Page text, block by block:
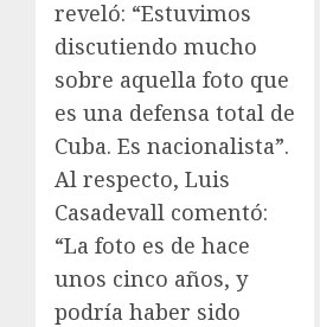
reveló: “Estuvimos
discutiendo mucho
sobre aquella foto que
es una defensa total de
Cuba. Es nacionalista”.
Al respecto, Luis
Casadevall comentó:
“La foto es de hace
unos cinco años, y
podría haber sido